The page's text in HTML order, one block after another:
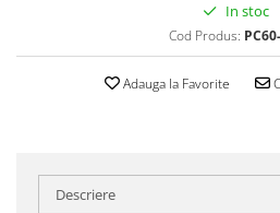
In stoc
Cod Produs:
Adauga la Favorite
Descriere